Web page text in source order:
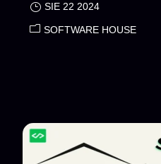
SIE 22 2024
SOFTWARE HOUSE